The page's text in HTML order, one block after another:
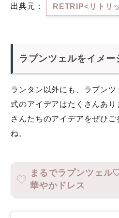
出典元： RETRIP<リトリ
ラプンツェルをイメー
ランタン以外にも、ラプン
式のアイデアはたくさんあ
さんたちのアイデアをぜひ
ね。
まるでラプンツェル
華やかドレス